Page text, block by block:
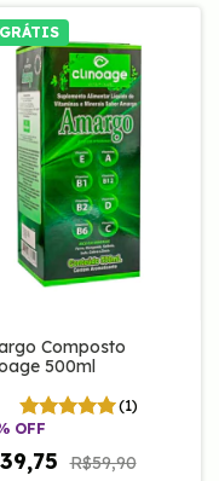
GRÁTIS
Composto
500ml
(1)
OFF
R$59,90